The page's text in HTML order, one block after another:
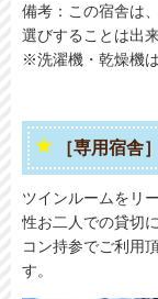
備考：この宿舎は
選びすることは出
※洗濯機・乾燥機
［専用宿舎
ツインルームをリ
性お二人での貸切
コン持参でご利用
す。